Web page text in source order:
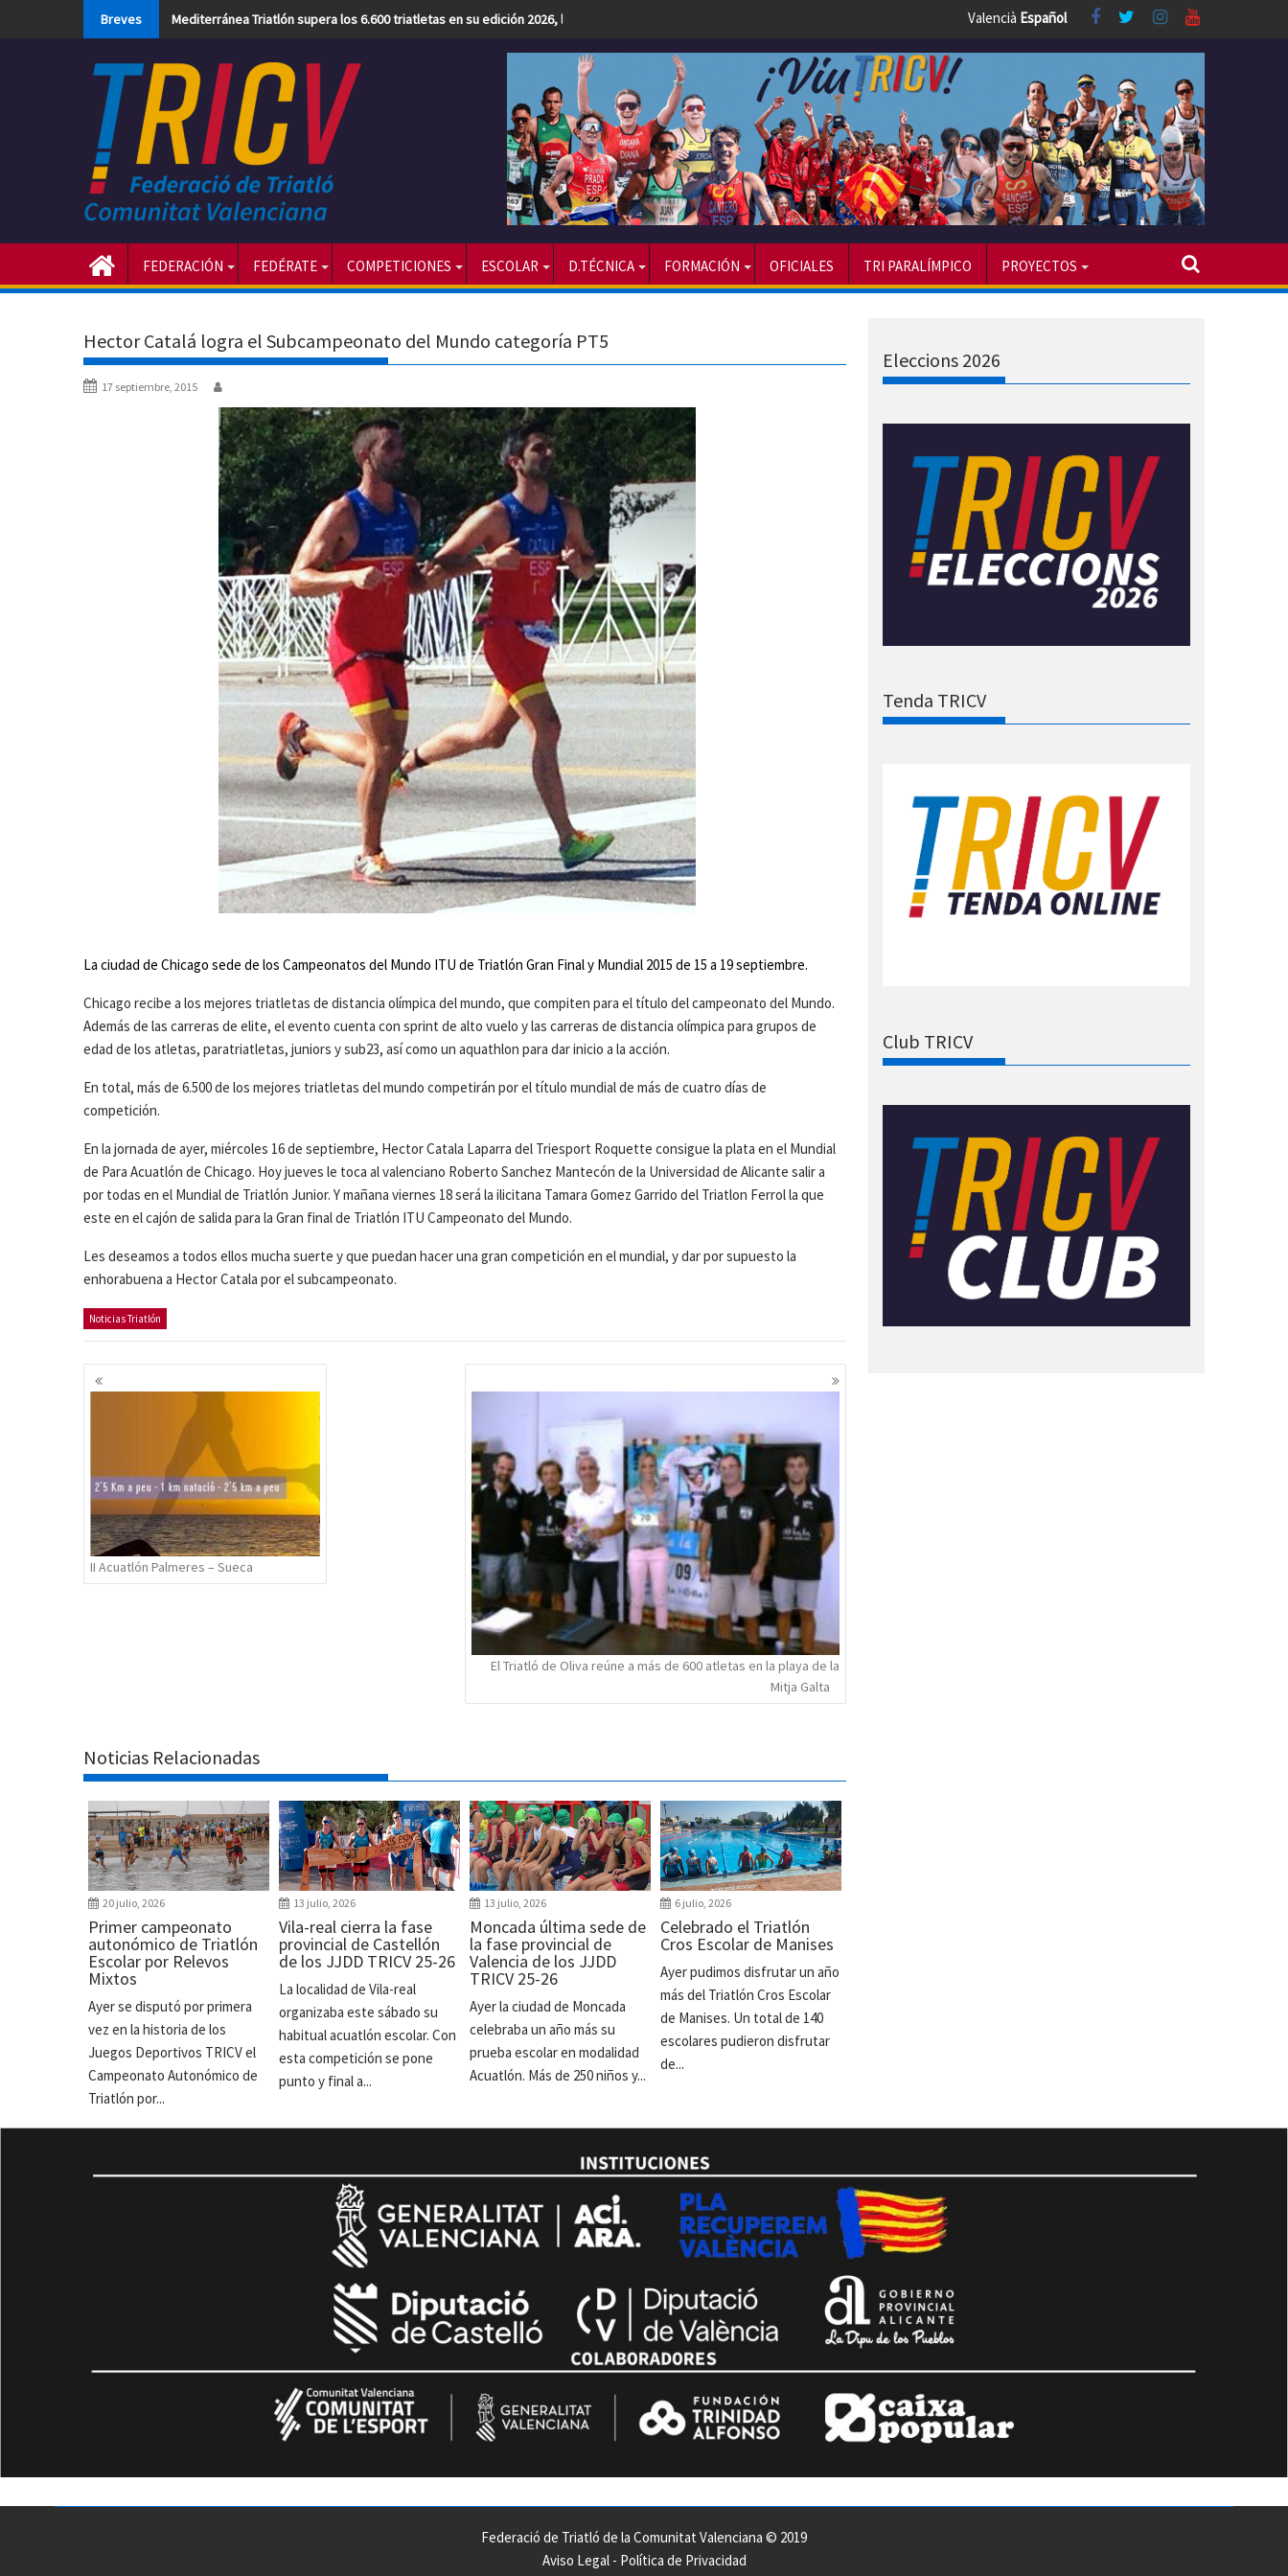
Breves Mediterránea Triatlón supera los 6.600 triatletas en su edición 2026, la más numerosa hasta la fecha Valencià Español
FEDERACIÓN FEDÉRATE COMPETICIONES ESCOLAR D.TÉCNICA FORMACIÓN OFICIALES TRI PARALÍMPICO PROYECTOS
Hector Catalá logra el Subcampeonato del Mundo categoría PT5
17 septiembre, 2015
La ciudad de Chicago sede de los Campeonatos del Mundo ITU de Triatlón Gran Final y Mundial 2015 de 15 a 19 septiembre.
Chicago recibe a los mejores triatletas de distancia olímpica del mundo, que compiten para el título del campeonato del Mundo.
Además de las carreras de elite, el evento cuenta con sprint de alto vuelo y las carreras de distancia olímpica para grupos de
edad de los atletas, paratriatletas, juniors y sub23, así como un aquathlon para dar inicio a la acción.
En total, más de 6.500 de los mejores triatletas del mundo competirán por el título mundial de más de cuatro días de
competición.
En la jornada de ayer, miércoles 16 de septiembre, Hector Catala Laparra del Triesport Roquette consigue la plata en el Mundial
de Para Acuatlón de Chicago. Hoy jueves le toca al valenciano Roberto Sanchez Mantecón de la Universidad de Alicante salir a
por todas en el Mundial de Triatlón Junior. Y mañana viernes 18 será la ilicitana Tamara Gomez Garrido del Triatlon Ferrol la que
este en el cajón de salida para la Gran final de Triatlón ITU Campeonato del Mundo.
Les deseamos a todos ellos mucha suerte y que puedan hacer una gran competición en el mundial, y dar por supuesto la
enhorabuena a Hector Catala por el subcampeonato.
Noticias Triatlón
Navegación
de
II Acuatlón Palmeres – Sueca
El Triatló de Oliva reúne a más de 600 atletas en la playa de la
Mitja Galta
Noticias Relacionadas
20 julio, 2026
Primer campeonato
autonómico de Triatlón
Escolar por Relevos
Mixtos
Ayer se disputó por primera
vez en la historia de los
Juegos Deportivos TRICV el
Campeonato Autonómico de
Triatlón por...
13 julio, 2026
Vila-real cierra la fase
provincial de Castellón
de los JJDD TRICV 25-26
La localidad de Vila-real
organizaba este sábado su
habitual acuatlón escolar. Con
esta competición se pone
punto y final a...
13 julio, 2026
Moncada última sede de
la fase provincial de
Valencia de los JJDD
TRICV 25-26
Ayer la ciudad de Moncada
celebraba un año más su
prueba escolar en modalidad
Acuatlón. Más de 250 niños y...
6 julio, 2026
Celebrado el Triatlón
Cros Escolar de Manises
Ayer pudimos disfrutar un año
más del Triatlón Cros Escolar
de Manises. Un total de 140
escolares pudieron disfrutar
de...
Eleccions 2026
Tenda TRICV
Club TRICV
Federació de Triatló de la Comunitat Valenciana © 2019
Aviso Legal- Política de Privacidad